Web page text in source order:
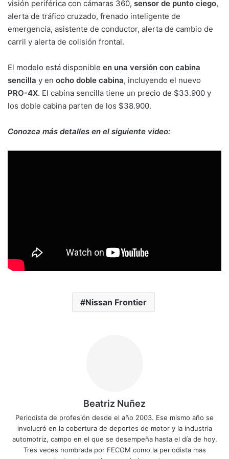
visión periférica con cámaras 360, sensor de punto ciego,
alerta de tráfico cruzado, frenado inteligente de
emergencia, asistente de conductor, alerta de cambio de
carril y alerta de colisión frontal.
El modelo está disponible en una versión con cabina
sencilla y en ocho doble cabina, incluyendo el nuevo
PRO-4X. El cabina sencilla tiene un precio de $33.900 y
los doble cabina parten de los $38.900.
Conozca más detalles en el siguiente video:
Nissan Frontier
Beatriz Nuñez
Periodista de profesión desde el año 2003. Ese mismo año se
involucró en la cobertura de deportes de motor y la industria
automotriz, campo en el que se desempeña hasta el día de hoy.
Tres veces nombrada por FECOM como la periodista mas